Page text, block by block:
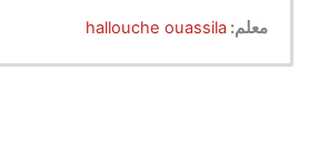
معلم: hallouche ouassila